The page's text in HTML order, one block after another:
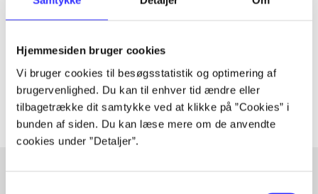
Hjemmesiden bruger cookies
Vi bruger cookies til besøgsstatistik og optimering af
brugervenlighed. Du kan til enhver tid ændre eller
tilbagetrække dit samtykke ved at klikke på ”Cookies” i
bunden af siden. Du kan læse mere om de anvendte
cookies under ”Detaljer”.
Tidsskrift
Artiklerne ihandler ofte om